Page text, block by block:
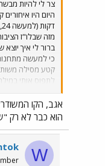
צר לי להיות
מזה שבלו"ז
ברור לי איך
כי למעשה
קטע מסילה
לתפוס אותי
הבנתי הייתה צריכה
אגב, הקו
הוא כבר לא רק
W